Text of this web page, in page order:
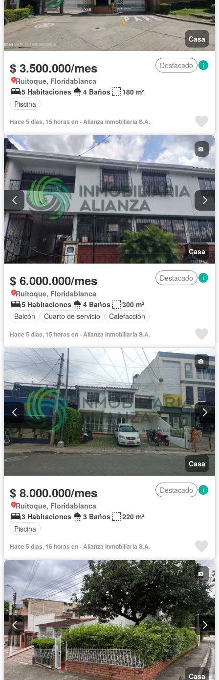
Casa
$ 3.500.000/mes
Destacado
Ruitoque, Floridablanca
5 Habitaciones
4 Baños
180 m²
Piscina
Hace 5 días, 15 horas en - Alianza Inmobiliaria S.A.
Casa
$ 6.000.000/mes
Destacado
Ruitoque, Floridablanca
5 Habitaciones
4 Baños
300 m²
Balcón
Cuarto de servicio Calefacción
Hace 5 días, 15 horas en - Alianza Inmobiliaria S.A.
Casa
$ 8.000.000/mes
Destacado
Ruitoque, Floridablanca
3 Habitaciones
3 Baños
220 m²
Piscina
Hace 5 días, 16 horas en - Alianza Inmobiliaria S.A.
Casa